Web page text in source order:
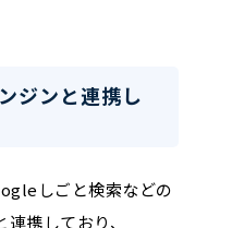
ジンと連携し
しごと検索などの
携しており、